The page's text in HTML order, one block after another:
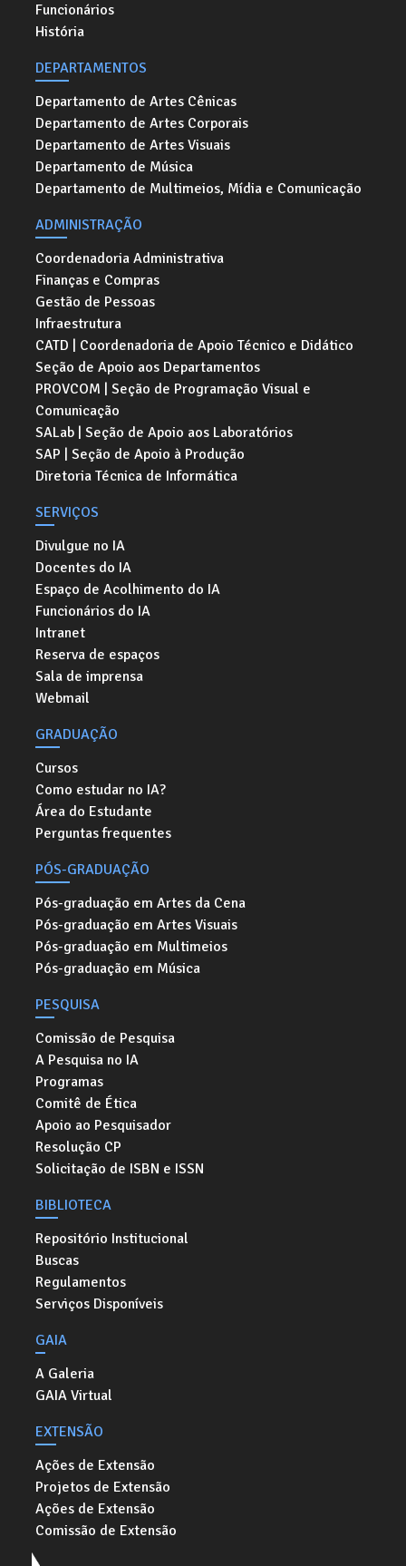
Funcionários
História
DEPARTAMENTOS
Departamento de Artes Cênicas
Departamento de Artes Corporais
Departamento de Artes Visuais
Departamento de Música
Departamento de Multimeios, Mídia e Comunicação
ADMINISTRAÇÃO
Coordenadoria Administrativa
Finanças e Compras
Gestão de Pessoas
Infraestrutura
CATD | Coordenadoria de Apoio Técnico e Didático
Seção de Apoio aos Departamentos
PROVCOM | Seção de Programação Visual e
Comunicação
SALab | Seção de Apoio aos Laboratórios
SAP | Seção de Apoio à Produção
Diretoria Técnica de Informática
SERVIÇOS
Divulgue no IA
Docentes do IA
Espaço de Acolhimento do IA
Funcionários do IA
Intranet
Reserva de espaços
Sala de imprensa
Webmail
GRADUAÇÃO
Cursos
Como estudar no IA?
Área do Estudante
Perguntas frequentes
PÓS-GRADUAÇÃO
Pós-graduação em Artes da Cena
Pós-graduação em Artes Visuais
Pós-graduação em Multimeios
Pós-graduação em Música
PESQUISA
Comissão de Pesquisa
A Pesquisa no IA
Programas
Comitê de Ética
Apoio ao Pesquisador
Resolução CP
Solicitação de ISBN e ISSN
BIBLIOTECA
Repositório Institucional
Buscas
Regulamentos
Serviços Disponíveis
GAIA
A Galeria
GAIA Virtual
EXTENSÃO
Ações de Extensão
Projetos de Extensão
Ações de Extensão
Comissão de Extensão